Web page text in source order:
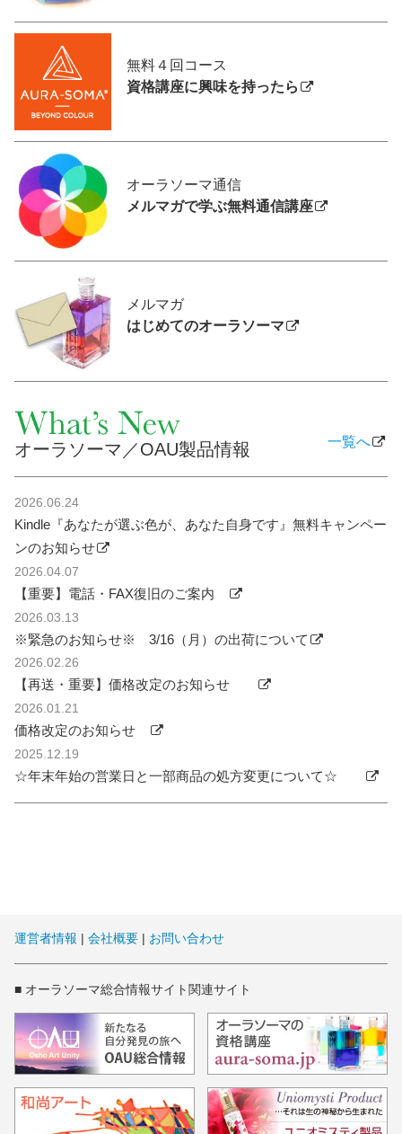
無料４回コース
資格講座に興味を持ったら
オーラソーマ通信
メルマガで学ぶ無料通信講座
メルマガ
はじめてのオーラソーマ
オーラソーマ／OAU製品情報 一覧へ
2026.06.24
Kindle『あなたが選ぶ色が、あなた自身です』無料キャンペー
ンのお知らせ
2026.04.07
【重要】電話・FAX復旧のご案内
2026.03.13
※緊急のお知らせ※ 3/16（月）の出荷について
2026.02.26
【再送・重要】価格改定のお知らせ
2026.01.21
価格改定のお知らせ
2025.12.19
☆年末年始の営業日と一部商品の処方変更について☆
運営者情報 | 会社概要 | お問い合わせ
■ オーラソーマ総合情報サイト関連サイト